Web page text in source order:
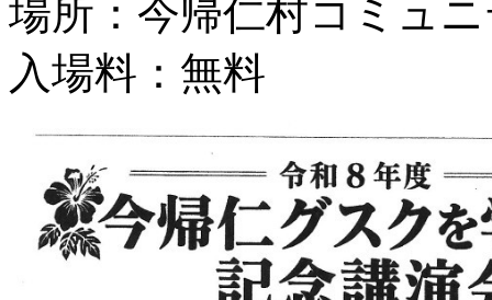
場所：今帰仁村コミュ
入場料：無料